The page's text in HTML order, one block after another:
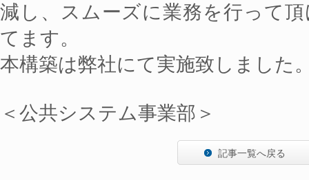
減し、スムーズに業務を行って
てます。
本構築は弊社にて実施致しました
＜公共システム事業部＞
記事一覧へ戻る